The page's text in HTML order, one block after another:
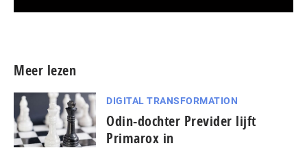
Meer lezen
DIGITAL TRANSFORMATION
Odin-dochter Previder lijft
Primarox in